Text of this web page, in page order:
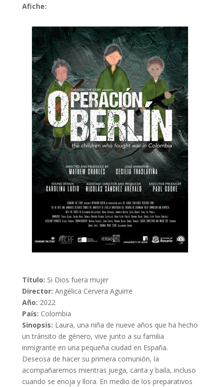
Afiche:
Título: Si Dios fuera mujer
Director: Angélica Cervera Aguirre
Año: 2022
País: Colombia
Sinopsis: Laura, una niña de nueve años que ha hecho
un tránsito de género, vive junto a su familia
inmigrante en una pequeña ciudad en España.
Deseosa de hacer su primera comunión, la
acompañaremos mientras juega, canta y baila, incluso
cuando se enoja y llora. En medio de los preparativos